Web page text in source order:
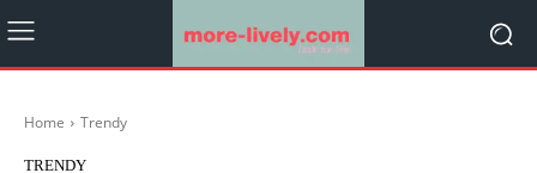
Home Trendy
TRENDY